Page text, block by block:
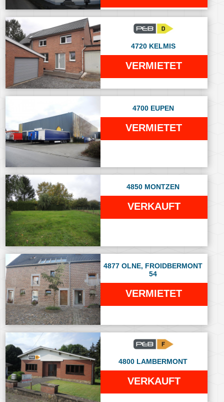
4720 KELMIS
VERMIETET
4700 EUPEN
VERMIETET
4850 MONTZEN
VERKAUFT
4877 OLNE, FROIDBERMONT
54
VERMIETET
4800 LAMBERMONT
VERKAUFT